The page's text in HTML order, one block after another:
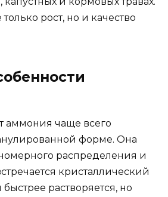
рост, но и качество
аммония чаще всего
форме. Она
распределения и
кристаллический
растворяется, но